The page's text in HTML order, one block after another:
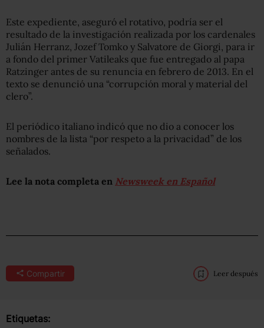
Este expediente, aseguró el rotativo, podría ser el
resultado de la investigación realizada por los cardenales
Julián Herranz, Jozef Tomko y Salvatore de Giorgi, para ir
a fondo del primer Vatileaks que fue entregado al papa
Ratzinger antes de su renuncia en febrero de 2013. En el
texto se denunció una “corrupción moral y material del
clero”.
El periódico italiano indicó que no dio a conocer los
nombres de la lista “por respeto a la privacidad” de los
señalados.
Lee la nota completa en Newsweek en Español
Compartir Leer después
Etiquetas: